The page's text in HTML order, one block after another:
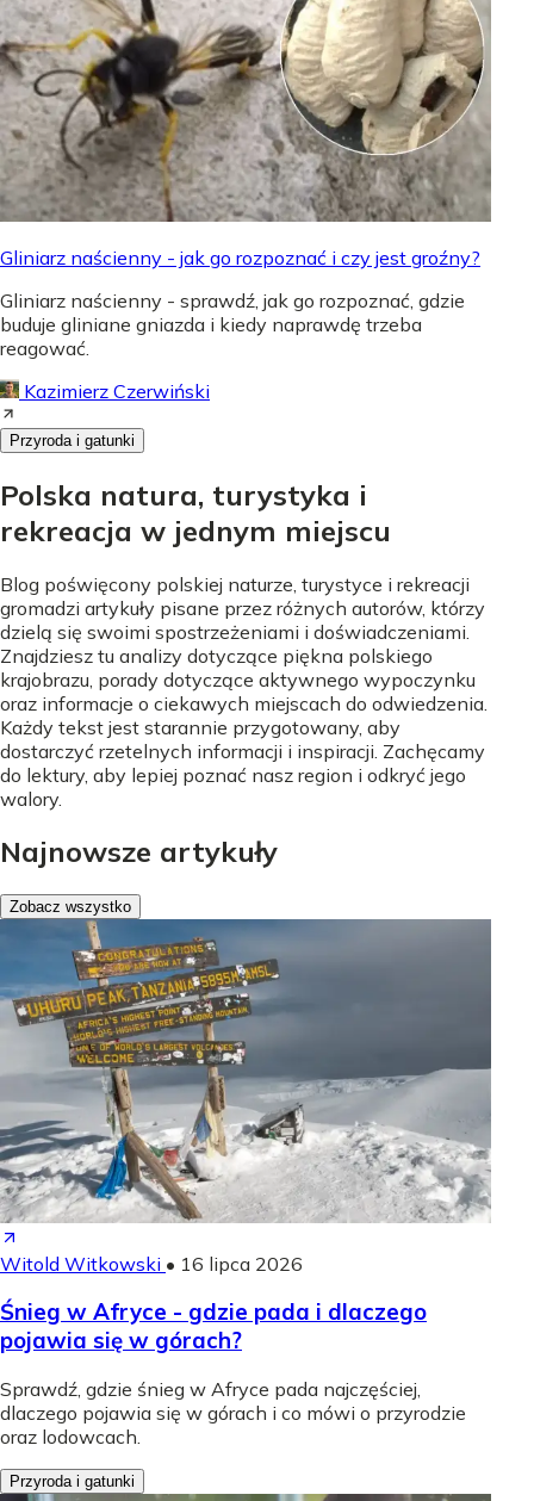
Gliniarz naścienny - jak go rozpoznać i czy jest groźny?
Gliniarz naścienny - sprawdź, jak go rozpoznać, gdzie
buduje gliniane gniazda i kiedy naprawdę trzeba
reagować.
Kazimierz Czerwiński
Przyroda i gatunki
Polska natura, turystyka i
rekreacja w jednym miejscu
Blog poświęcony polskiej naturze, turystyce i rekreacji
gromadzi artykuły pisane przez różnych autorów, którzy
dzielą się swoimi spostrzeżeniami i doświadczeniami.
Znajdziesz tu analizy dotyczące piękna polskiego
krajobrazu, porady dotyczące aktywnego wypoczynku
oraz informacje o ciekawych miejscach do odwiedzenia.
Każdy tekst jest starannie przygotowany, aby
dostarczyć rzetelnych informacji i inspiracji. Zachęcamy
do lektury, aby lepiej poznać nasz region i odkryć jego
walory.
Najnowsze artykuły
Zobacz wszystko
Witold Witkowski • 16 lipca 2026
Śnieg w Afryce - gdzie pada i dlaczego
pojawia się w górach?
Sprawdź, gdzie śnieg w Afryce pada najczęściej,
dlaczego pojawia się w górach i co mówi o przyrodzie
oraz lodowcach.
Przyroda i gatunki